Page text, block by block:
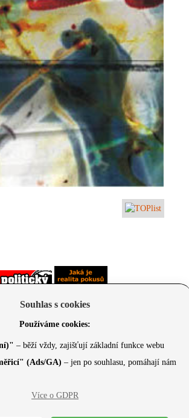
| Scripted by Sonic (
Souhlas s cookies
Používáme cookies:
– běží vždy, zajišťují základní funkce webu
(Ads/GA) – jen po souhlasu, pomáhají nám
Více o GDPR